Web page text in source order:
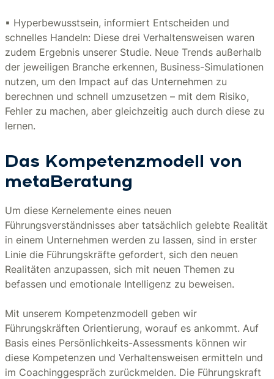
▪ Hyperbewusstsein, informiert Entscheiden und
schnelles Handeln: Diese drei Verhaltensweisen waren
zudem Ergebnis unserer Studie. Neue Trends außerhalb
der jeweiligen Branche erkennen, Business-Simulationen
nutzen, um den Impact auf das Unternehmen zu
berechnen und schnell umzusetzen – mit dem Risiko,
Fehler zu machen, aber gleichzeitig auch durch diese zu
lernen.
Das Kompetenzmodell von
metaBeratung
Um diese Kernelemente eines neuen
Führungsverständnisses aber tatsächlich gelebte Realität
in einem Unternehmen werden zu lassen, sind in erster
Linie die Führungskräfte gefordert, sich den neuen
Realitäten anzupassen, sich mit neuen Themen zu
befassen und emotionale Intelligenz zu beweisen.
Mit unserem Kompetenzmodell geben wir
Führungskräften Orientierung, worauf es ankommt. Auf
Basis eines Persönlichkeits-Assessments können wir
diese Kompetenzen und Verhaltensweisen ermitteln und
im Coachinggespräch zurückmelden. Die Führungskraft